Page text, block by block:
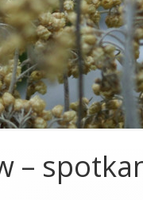
STOMIKA
PACJENTA
LINKI
POŻEGNANIA
–